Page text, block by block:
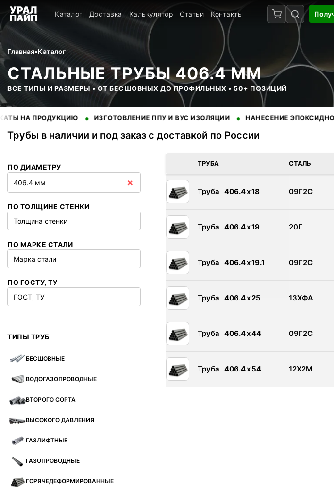
Каталог Доставка Калькулятор Статьи Контакты
Главная•Каталог
СТАЛЬНЫЕ ТРУБЫ 406.4 ММ
ВСЕ ТИПЫ И РАЗМЕРЫ • ОТ БЕСШОВНЫХ ДО ПРОФИЛЬНЫХ • 50+ ПОЗИЦИЙ
ПРОДУКЦИЮ • ИЗГОТОВЛЕНИЕ ППУ И ВУС ИЗОЛЯЦИИ • НАНЕСЕНИЕ ЭПОКСИДНОГО
Трубы в наличии и под заказ с доставкой по России
ПО ДИАМЕТРУ
406.4 мм
×
ПО ТОЛЩИНЕ СТЕНКИ
Толщина стенки
ПО МАРКЕ СТАЛИ
Марка стали
ПО ГОСТУ, ТУ
ГОСТ, ТУ
ТИПЫ ТРУБ
БЕСШОВНЫЕ
ВОДОГАЗОПРОВОДНЫЕ
ВТОРОГО СОРТА
ВЫСОКОГО ДАВЛЕНИЯ
ГАЗЛИФТНЫЕ
ГАЗОПРОВОДНЫЕ
ГОРЯЧЕДЕФОРМИРОВАННЫЕ
ТРУБА СТАЛЬ
Труба 406.4x18 09Г2С
Труба 406.4x19 20Г
Труба 406.4x19.1 09Г2С
Труба 406.4x25 13ХФА
Труба 406.4x44 09Г2С
Труба 406.4x54 12Х2М